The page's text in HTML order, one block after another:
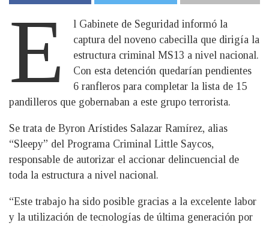
E
l Gabinete de Seguridad informó la
captura del noveno cabecilla que dirigía la
estructura criminal MS13 a nivel nacional.
Con esta detención quedarían pendientes
6 ranfleros para completar la lista de 15
pandilleros que gobernaban a este grupo terrorista.
Se trata de Byron Arístides Salazar Ramírez, alias
“Sleepy” del Programa Criminal Little Saycos,
responsable de autorizar el accionar delincuencial de
toda la estructura a nivel nacional.
“Este trabajo ha sido posible gracias a la excelente labor
y la utilización de tecnologías de última generación por